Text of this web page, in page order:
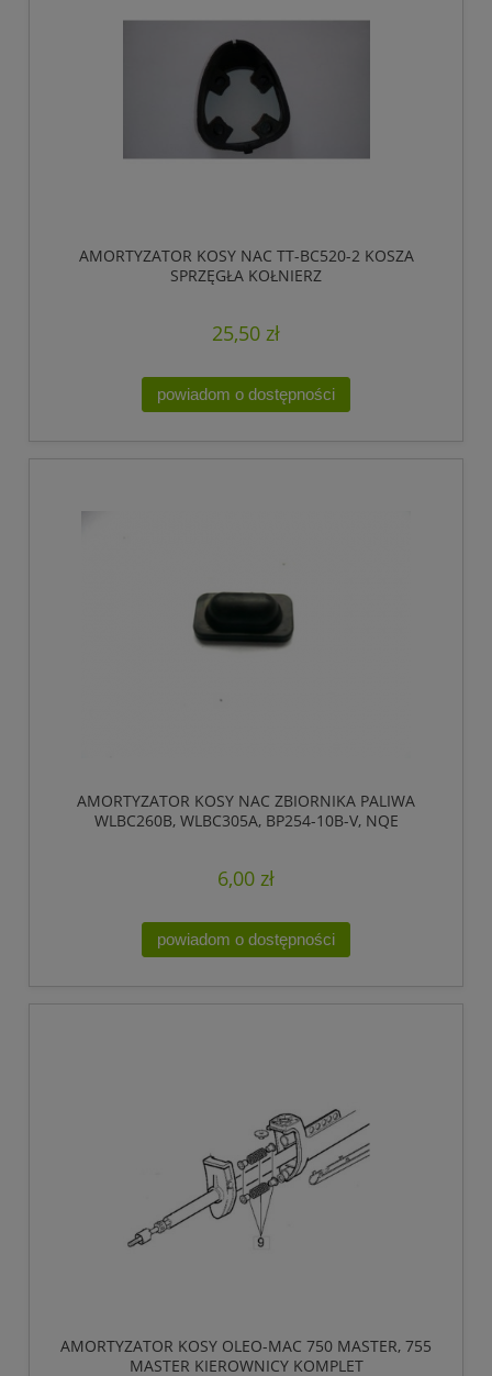
AMORTYZATOR KOSY NAC TT-BC520-2 KOSZA
SPRZĘGŁA KOŁNIERZ
25,50 zł
powiadom o dostępności
AMORTYZATOR KOSY NAC ZBIORNIKA PALIWA
WLBC260B, WLBC305A, BP254-10B-V, NQE
6,00 zł
powiadom o dostępności
AMORTYZATOR KOSY OLEO-MAC 750 MASTER, 755
MASTER KIEROWNICY KOMPLET